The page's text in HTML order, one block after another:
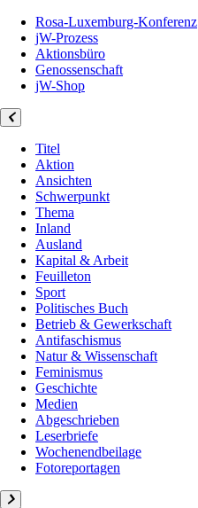
Rosa-Luxemburg-Konferenz
jW-Prozess
Aktionsbüro
Genossenschaft
jW-Shop
Titel
Aktion
Ansichten
Schwerpunkt
Thema
Inland
Ausland
Kapital & Arbeit
Feuilleton
Sport
Politisches Buch
Betrieb & Gewerkschaft
Antifaschismus
Natur & Wissenschaft
Feminismus
Geschichte
Medien
Abgeschrieben
Leserbriefe
Wochenendbeilage
Fotoreportagen